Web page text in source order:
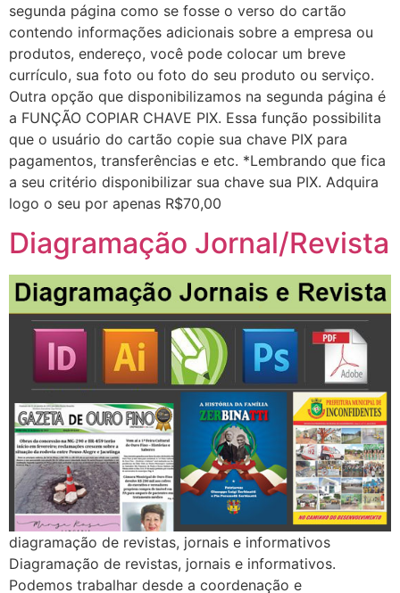
segunda página como se fosse o verso do cartão
contendo informações adicionais sobre a empresa ou
produtos, endereço, você pode colocar um breve
currículo, sua foto ou foto do seu produto ou serviço.
Outra opção que disponibilizamos na segunda página é
a FUNÇÃO COPIAR CHAVE PIX. Essa função possibilita
que o usuário do cartão copie sua chave PIX para
pagamentos, transferências e etc. *Lembrando que fica
a seu critério disponibilizar sua chave sua PIX. Adquira
logo o seu por apenas R$70,00
Diagramação Jornal/Revista
diagramação de revistas, jornais e informativos
Diagramação de revistas, jornais e informativos.
Podemos trabalhar desde a coordenação e